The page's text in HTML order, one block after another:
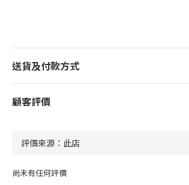
送貨及付款方式
顧客評價
尚未有任何評價